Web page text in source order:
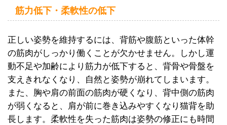
筋力低下・柔軟性の低下
正しい姿勢を維持するには、背筋や腹筋といった体幹
の筋肉がしっかり働くことが欠かせません。しかし運
動不足や加齢により筋力が低下すると、背骨や骨盤を
支えきれなくなり、自然と姿勢が崩れてしまいます。
また、胸や肩の前面の筋肉が硬くなり、背中側の筋肉
が弱くなると、肩が前に巻き込みやすくなり猫背を助
長します。柔軟性を失った筋肉は姿勢の修正にも時間